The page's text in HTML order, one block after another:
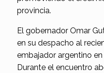
provincia.
El gobernador Omar
en su despacho al
embajador argentino en
Durante el encuentro